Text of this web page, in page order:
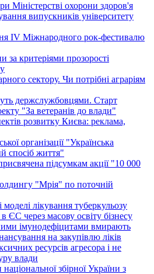
Міністерстві охорони здоров'я
випускників університету
IV Міжнародного рок-фестивалю
за критеріями прозорості
сектору. Чи потрібні аграріям
держслужбовцями. Старт
"За ветеранів до влади"
розвитку Києва: реклама,
організації "Українська
спосіб життя"
підсумкам акції "10 000
"Мрія" по поточній
моделі лікування туберкульозу
ЄС через масову освіту бізнесу
імунодефіцитами вмирають
на закупівлю ліків
ресурсів агресора і не
влади
збірної України з